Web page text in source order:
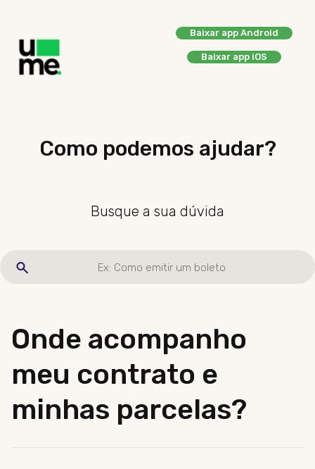
Baixar app Android
Baixar app iOS
Como podemos ajudar?
Busque a sua dúvida
Onde acompanho
meu contrato e
minhas parcelas?